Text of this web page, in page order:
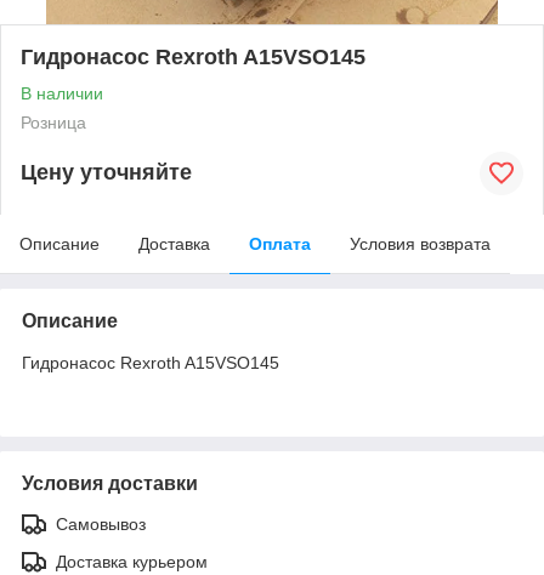
Гидронасос Rexroth A15VSO145
В наличии
Розница
Цену уточняйте
Описание Доставка Оплата Условия возврата
Описание
Гидронасос Rexroth A15VSO145
Условия доставки
Самовывоз
Доставка курьером